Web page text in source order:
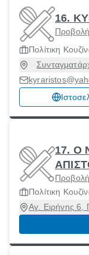
16.
Προβολή
Πολίτικη
17. Ο
Προβολή
Πολίτικη
Αγ. Ειρήνης 6,